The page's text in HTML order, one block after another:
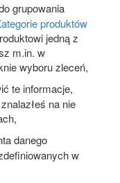
grupowania
produktów
jedną z
m.in. w
wyboru zleceń,
te informacje,
na nie
danego
w